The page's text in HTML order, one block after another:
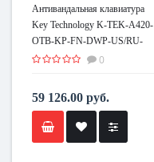
Антивандальная клавиатура
Key Technology K-TEK-A420-
OTB-KP-FN-DWP-US/RU-
USB
0
59 126.00 руб.